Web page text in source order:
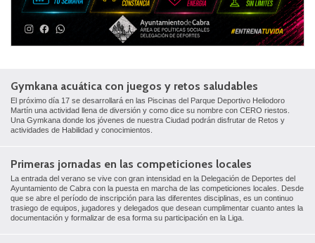
Gymkana acuática con juegos y retos saludables
El próximo día 17 se desarrollará en las Piscinas del Parque Deportivo Heliodoro
Martín una actividad llena de diversión y como dice su nombre con CERO riestos.
Una Gymkana donde los jóvenes de nuestra Ciudad podrán disfrutar de Retos y
actividades de Habilidad y conocimientos.
Primeras jornadas en las competiciones locales
La entrada del verano se vive con gran intensidad en la Delegación de Deportes del
Ayuntamiento de Cabra con la puesta en marcha de las competiciones locales. Desde
que se abre el período de inscripción para las diferentes disciplinas, es un continuo
trasiego de equipos, jugadores y delegados que desean cumplimentar cuanto antes la
documentación y formalizar de esa forma su participación en la Liga.